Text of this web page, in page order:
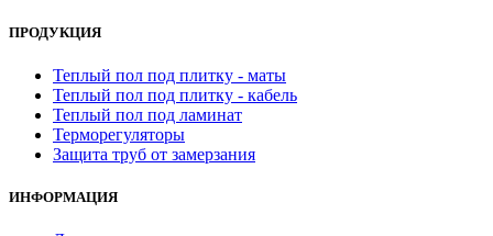
ПРОДУКЦИЯ
Теплый пол под плитку - маты
Теплый пол под плитку - кабель
Теплый пол под ламинат
Терморегуляторы
Защита труб от замерзания
ИНФОРМАЦИЯ